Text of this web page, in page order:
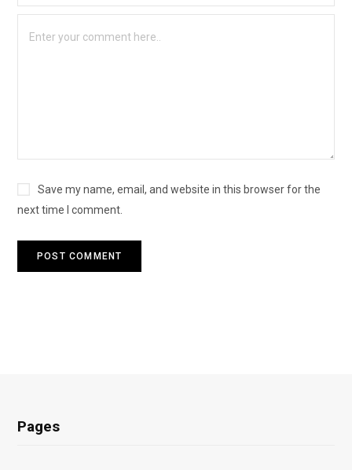
Save my name, email, and website in this browser for the
next time I comment.
Pages